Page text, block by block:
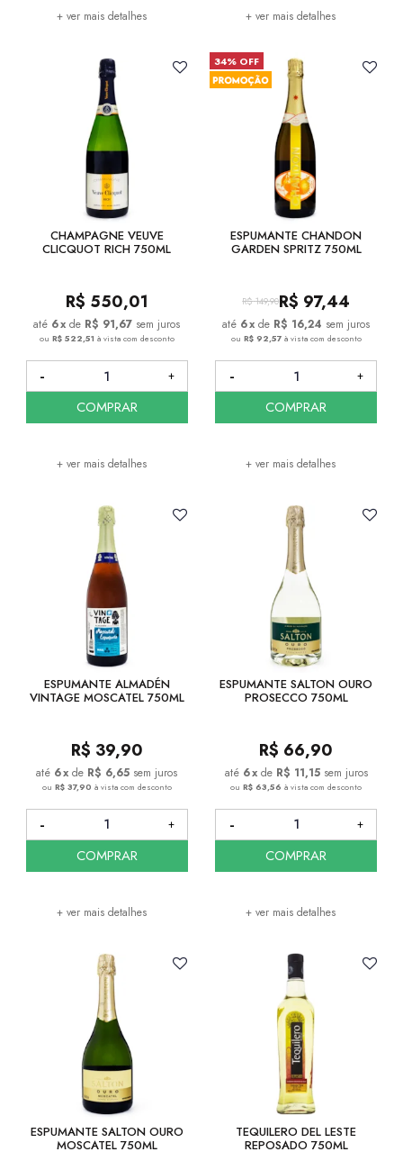
+ ver mais detalhes + ver mais detalhes
CHAMPAGNE VEUVE
CLICQUOT RICH 750ML
R$ 550,01
6x de R$ 91,67 sem juros
ou R$ 522,51 à vista com desconto
+ ver mais detalhes
COMPRAR
34% OFF
ESPUMANTE CHANDON
GARDEN SPRITZ 750ML
R$ 149,90R$ 97,44
6x de R$ 16,24 sem juros
ou R$ 92,57 à vista com desconto
+ ver mais detalhes
COMPRAR
ESPUMANTE ALMADÉN
VINTAGE MOSCATEL 750ML
R$ 39,90
6x de R$ 6,65 sem juros
ou R$ 37,90 à vista com desconto
+ ver mais detalhes
COMPRAR
ESPUMANTE SALTON OURO
PROSECCO 750ML
R$ 66,90
6x de R$ 11,15 sem juros
ouR$ 63,56à vista com desconto
+ ver mais detalhes
COMPRAR
ESPUMANTE SALTON OURO
MOSCATEL 750ML
TEQUILERO DEL LESTE
REPOSADO 750ML